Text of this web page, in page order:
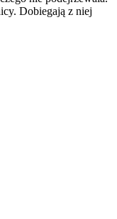
Dobiegają z niej